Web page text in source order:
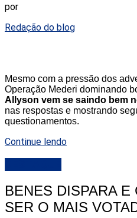
por
Redação do blog
Mesmo com a pressão dos
Operação Mederi dominando
Allyson vem se saindo bem
nas respostas e mostrando
questionamentos.
Continue lendo
BENES DISPARA E
SER O MAIS